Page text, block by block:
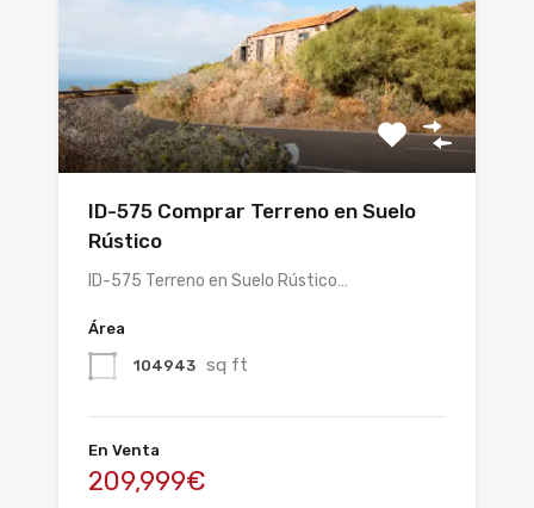
ID-575 Comprar Terreno en Suelo
Rústico
ID-575 Terreno en Suelo Rústico…
Área
104943 sq ft
En Venta
209,999€